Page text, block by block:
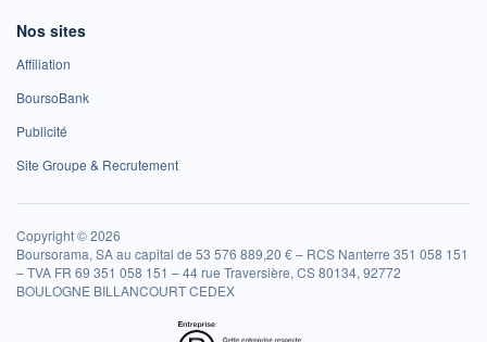
Nos sites
Affiliation
BoursoBank
Publicité
Site Groupe & Recrutement
Copyright © 2026
Boursorama, SA au capital de 53 576 889,20 € – RCS Nanterre 351 058 151
– TVA FR 69 351 058 151 – 44 rue Traversière, CS 80134, 92772
BOULOGNE BILLANCOURT CEDEX